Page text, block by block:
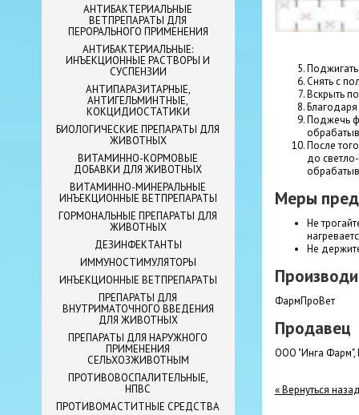
АНТИБАКТЕРИАЛЬНЫЕ
ВЕТПРЕПАРАТЫ ДЛЯ
ПЕРОРАЛЬНОГО ПРИМЕНЕНИЯ
АНТИБАКТЕРИАЛЬНЫЕ:
ИНЪЕКЦИОННЫЕ РАСТВОРЫ И
СУСПЕНЗИИ
АНТИПАРАЗИТАРНЫЕ,
АНТИГЕЛЬМИНТНЫЕ,
КОКЦИДИОСТАТИКИ
БИОЛОГИЧЕСКИЕ ПРЕПАРАТЫ ДЛЯ
ЖИВОТНЫХ
ВИТАМИННО-КОРМОВЫЕ
ДОБАВКИ ДЛЯ ЖИВОТНЫХ
ВИТАМИННО-МИНЕРАЛЬНЫЕ
ИНЪЕКЦИОННЫЕ ВЕТПРЕПАРАТЫ
ГОРМОНАЛЬНЫЕ ПРЕПАРАТЫ ДЛЯ
ЖИВОТНЫХ
ДЕЗИНФЕКТАНТЫ
ИММУНОСТИМУЛЯТОРЫ
ИНЪЕКЦИОННЫЕ ВЕТПРЕПАРАТЫ
ПРЕПАРАТЫ ДЛЯ
ВНУТРИМАТОЧНОГО ВВЕДЕНИЯ
ДЛЯ ЖИВОТНЫХ
ПРЕПАРАТЫ ДЛЯ НАРУЖНОГО
ПРИМЕНЕНИЯ
СЕЛЬХОЗЖИВОТНЫМ
ПРОТИВОВОСПАЛИТЕЛЬНЫЕ,
НПВС
ПРОТИВОМАСТИТНЫЕ СРЕДСТВА
Снять с
Вскрыть
Поджечь
После
до
Меры
Не
Не
ФармПроВет
Продавец
ООО "Инга Фарм",
« Вернуться